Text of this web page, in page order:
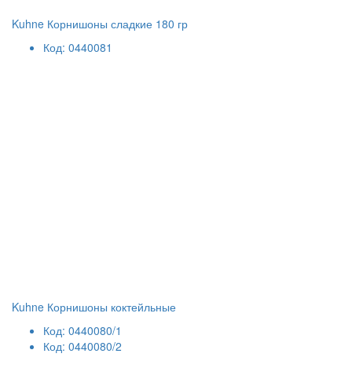
Kuhne Корнишоны сладкие 180 гр
Код: 0440081
Kuhne Корнишоны коктейльные
Код: 0440080/1
Код: 0440080/2